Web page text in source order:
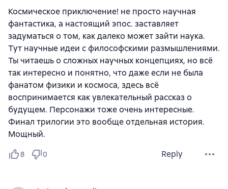
Космическое приключение! не просто научная
фантастика, а настоящий эпос. заставляет
задуматься о том, как далеко может зайти наука.
Тут научные идеи с философскими размышлениями.
Ты читаешь о сложных научных концепциях, но всё
так интересно и понятно, что даже если не была
фанатом физики и космоса, здесь всё
воспринимается как увлекательный рассказ о
будущем. Персонажи тоже очень интересные.
Финал трилогии это вообще отдельная история.
Мощный.
8 0 Reply